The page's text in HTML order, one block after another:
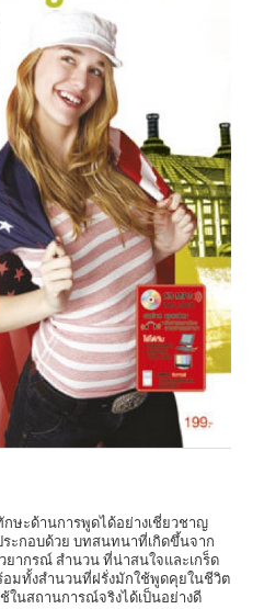
ะด้านการพูดได้อย่างเชี่ยวชาญ
ะกอบด้วย บทสนทนาที่เกิดขึ้นจาก
ากรณ์ สำนวน ที่น่าสนใจและเกร็ด
มทั้งสำนวนที่ฝรั่งมักใช้พูดคุยในชีวิต
ในสถานการณ์จริงได้เป็นอย่างดี